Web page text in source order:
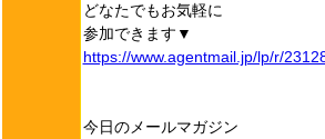
どなたでもお気軽に
参加できます▼
https://www.agentmail.jp/lp/r/
今日のメールマガジン